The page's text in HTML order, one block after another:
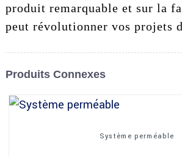
produit remarquable et sur la
peut révolutionner vos projets
Produits Connexes
Système perméable